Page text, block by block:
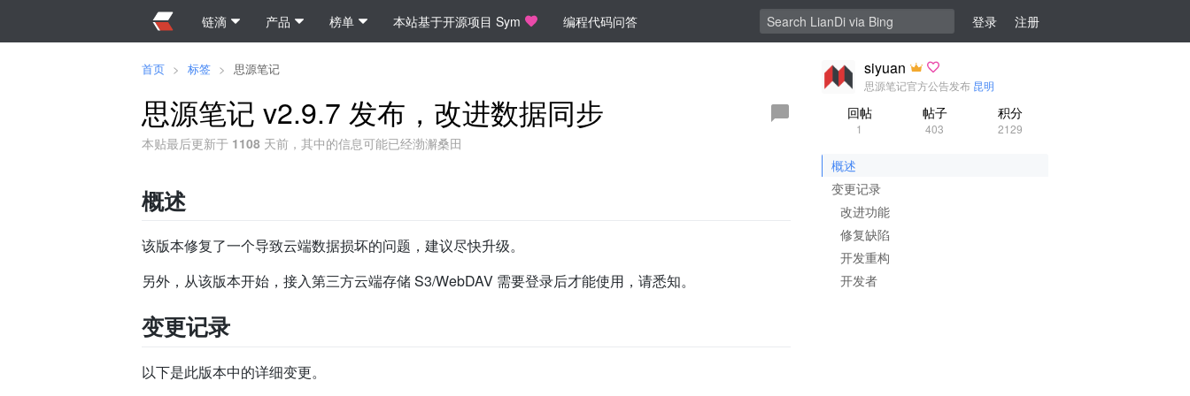
链滴 产品 榜单 本站基于开源项目 Sym 编程代码问答 登录 注册
首页 > 标签 > 思源笔记
思源笔记 v2.9.7 发布，改进数据同步
本贴最后更新于 1108 天前，其中的信息可能已经渤澥桑田
概述
该版本修复了一个导致云端数据损坏的问题，建议尽快升级。
另外，从该版本开始，接入第三方云端存储 S3/WebDAV 需要登录后才能使用，请悉知。
变更记录
以下是此版本中的详细变更。
siyuan
思源笔记官方公告发布 昆明
回帖
1
帖子
403
积分
2129
概述
变更记录
改进功能
修复缺陷
开发重构
开发者